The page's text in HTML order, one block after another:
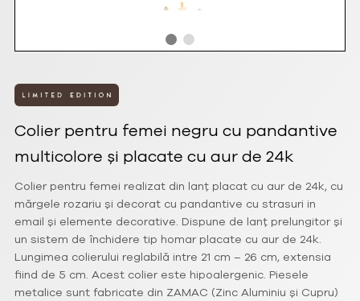
Colier pentru femei negru cu pandantive
multicolore și placate cu aur de 24k
Colier pentru femei realizat din lanț placat cu aur de 24k, cu
mărgele rozariu și decorat cu pandantive cu strasuri in
email și elemente decorative. Dispune de lanț prelungitor și
un sistem de închidere tip homar placate cu aur de 24k.
Lungimea colierului reglabilă intre 21 cm – 26 cm, extensia
fiind de 5 cm. Acest colier este hipoalergenic. Piesele
metalice sunt fabricate din ZAMAC (Zinc Aluminiu și Cupru)